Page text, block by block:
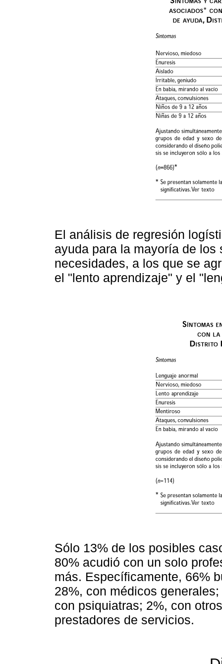
El análisis de regresión
ayuda para la mayoría de
necesidades, a los que se
el "lento aprendizaje" y el
Sólo 13% de los posibles
80% acudió con un solo
más. Específicamente, 66%
28%, con médicos
con psiquiatras; 2%, con
prestadores de servicios.